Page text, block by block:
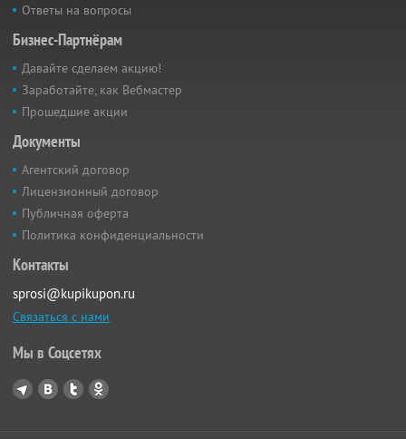
Ответы на вопросы
Бизнес-Партнёрам
Давайте сделаем акцию!
Заработайте, как Вебмастер
Прошедшие акции
Документы
Агентский договор
Лицензионный договор
Публичная оферта
Политика конфиденциальности
Контакты
sprosi@kupikupon.ru
Связаться с нами
Мы в Соцсетях